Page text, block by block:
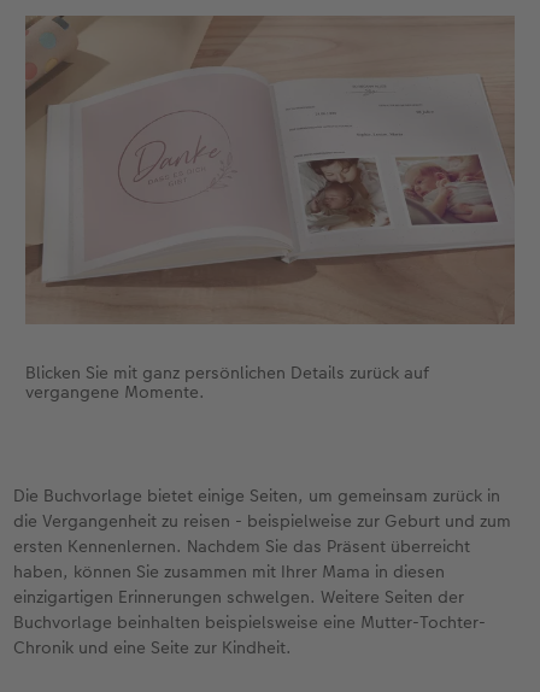
Blicken Sie mit ganz persönlichen Details zurück auf
vergangene Momente.
Die Buchvorlage bietet einige Seiten, um gemeinsam zurück in
die Vergangenheit zu reisen - beispielweise zur Geburt und zum
ersten Kennenlernen. Nachdem Sie das Präsent überreicht
haben, können Sie zusammen mit Ihrer Mama in diesen
einzigartigen Erinnerungen schwelgen. Weitere Seiten der
Buchvorlage beinhalten beispielsweise eine Mutter-Tochter-
Chronik und eine Seite zur Kindheit.